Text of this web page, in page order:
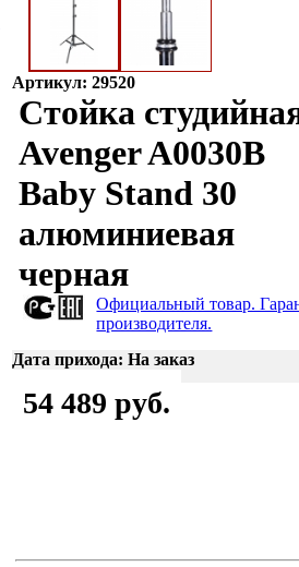
Артикул: 29520
Стойка
Avenger A0030B
Baby Stand 30
алюминиевая
черная
Официальный товар.
производителя.
Дата прихода: На заказ
54 489 руб.